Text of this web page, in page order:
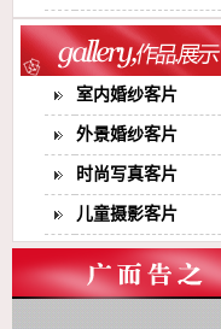
室内婚纱客片
外景婚纱客片
时尚写真客片
儿童摄影客片